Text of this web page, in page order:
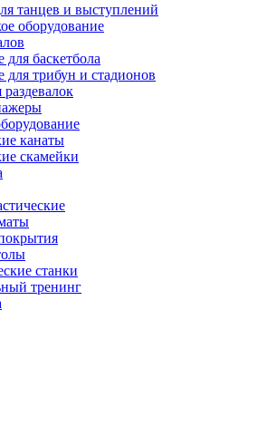
танцев и выступлений
оборудование
баскетбола
для трибун и стадионов
канаты
скамейки
станки
тренинг